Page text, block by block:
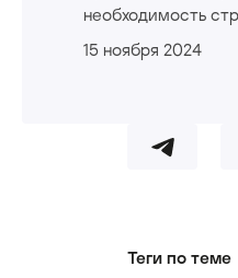
необходимость
15 ноября 2024
Теги по теме